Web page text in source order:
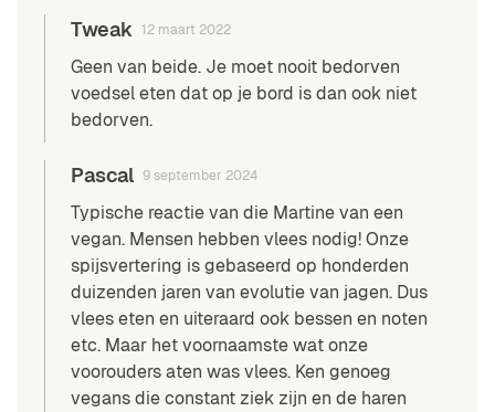
Tweak 12 maart 2022
Geen van beide. Je moet nooit bedorven
voedsel eten dat op je bord is dan ook niet
bedorven.
Pascal 9 september 2024
Typische reactie van die Martine van een
vegan. Mensen hebben vlees nodig! Onze
spijsvertering is gebaseerd op honderden
duizenden jaren van evolutie van jagen. Dus
vlees eten en uiteraard ook bessen en noten
etc. Maar het voornaamste wat onze
voorouders aten was vlees. Ken genoeg
vegans die constant ziek zijn en de haren